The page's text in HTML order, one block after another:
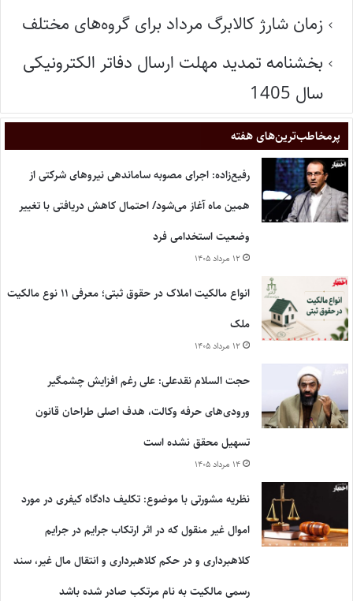
زمان شارژ کالابرگ مرداد برای گروه‌های مختلف
بخشنامه تمدید مهلت ارسال دفاتر الکترونیکی
سال 1405
پر‌مخاطب‌ترین‌های هفته
رفیع‌زاده: اجرای مصوبه ساماندهی نیروهای شرکتی از
همین ماه آغاز می‌شود/ احتمال کاهش دریافتی با تغییر
وضعیت استخدامی فرد
۱۲ مرداد ۱۴۰۵
انواع مالکیت املاک در حقوق ثبتی؛ معرفی ۱۱ نوع مالکیت
ملک
۱۲ مرداد ۱۴۰۵
حجت السلام نقدعلی: علی رغم افزایش چشمگیر
ورودی‌های حرفه وکالت، هدف اصلی طراحان قانون
تسهیل محقق نشده است
۱۴ مرداد ۱۴۰۵
نظریه مشورتی با موضوع: تکلیف دادگاه کیفری در مورد
اموال غیر منقول که در اثر ارتکاب جرایم در جرایم
کلاهبرداری و در حکم کلاهبرداری و انتقال مال غیر، سند
رسمی مالکیت به نام مرتکب صادر شده باشد